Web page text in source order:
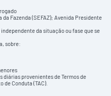
Fazenda (SEFAZ); Avenida Presidente
da situação ou fase que se
sobre:
diárias provenientes de Termos de
de Conduta (TAC).